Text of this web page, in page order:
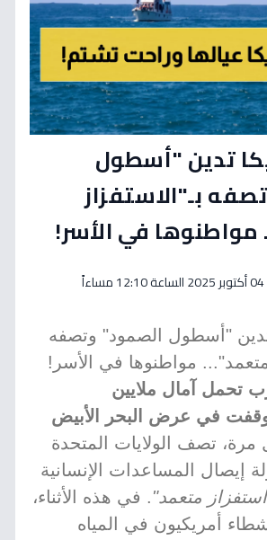
تدين "أسطول
بـ"الاستفزاز
مواطنوها في الأسر!
04 أكتوبر 2025 الساعة 12:10 مساءاً
"أسطول الصمود" وتصفه
مواطنوها في الأسر!
تحمل آمال ملايين
في عرض البحر الأبيض
مرة، تصف الولايات المتحدة
إيصال المساعدات الإنسانية
متعمد". في هذه الأثناء،
أمريكيون في المياه